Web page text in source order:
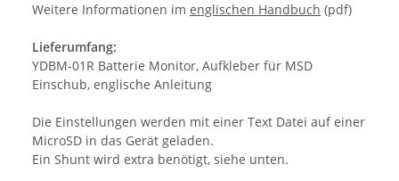
Weitere Informationen im englischen Handbuch (pdf)
Lieferumfang:
YDBM-01R Batterie Monitor, Aufkleber für MSD
Einschub, englische Anleitung
Die Einstellungen werden mit einer Text Datei auf einer
MicroSD in das Gerät geladen.
Ein Shunt wird extra benötigt, siehe unten.